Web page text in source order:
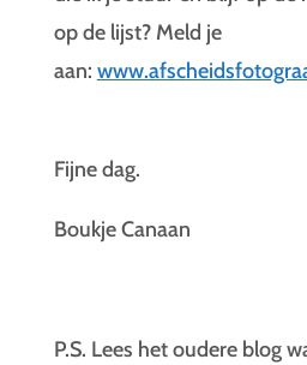
op de lijst? Meld je
aan:
Fijne dag.
Boukje Canaan
P.S. Lees het oudere blog